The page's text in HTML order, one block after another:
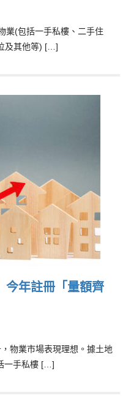
業(包括一手私樓、二手住
及其他等) […]
今年註冊「量額齊
物業市場表現理想。據土地
一手私樓 […]